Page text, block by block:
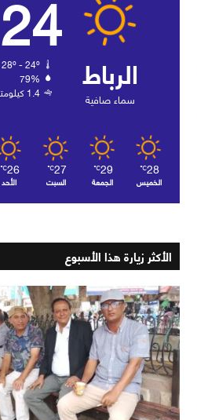
الرباط
سماء صافية
28º - 24º
79%
1.4 كيلومتر/ساعة
28
℃
الخميس
29
℃
الجمعة
27
℃
السبت
26
℃
الأحد
الأكثر زيارة هذا الأسبوع